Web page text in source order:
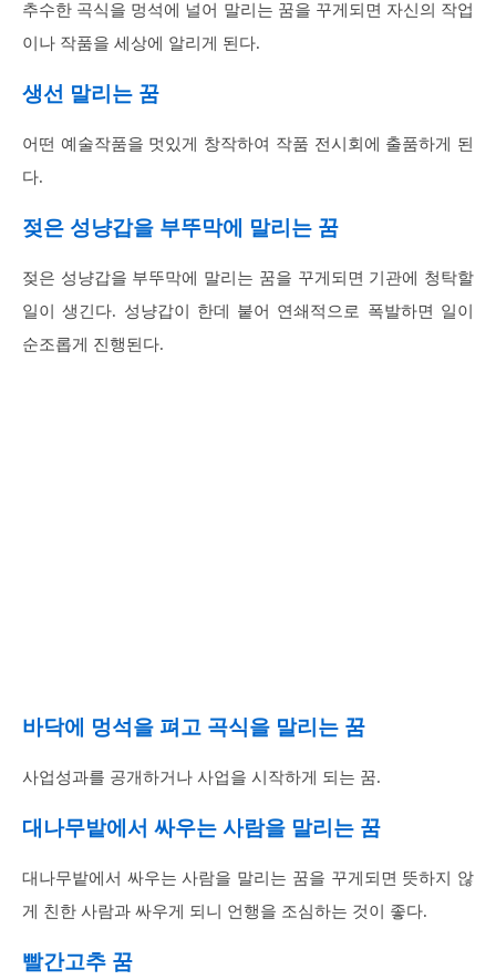
추수한 곡식을 멍석에 널어 말리는 꿈을 꾸게되면 자신의 작업
이나 작품을 세상에 알리게 된다.
생선 말리는 꿈
어떤 예술작품을 멋있게 창작하여 작품 전시회에 출품하게 된
다.
젖은 성냥갑을 부뚜막에 말리는 꿈
젖은 성냥갑을 부뚜막에 말리는 꿈을 꾸게되면 기관에 청탁할
일이 생긴다. 성냥갑이 한데 붙어 연쇄적으로 폭발하면 일이
순조롭게 진행된다.
바닥에 멍석을 펴고 곡식을 말리는 꿈
사업성과를 공개하거나 사업을 시작하게 되는 꿈.
대나무밭에서 싸우는 사람을 말리는 꿈
대나무밭에서 싸우는 사람을 말리는 꿈을 꾸게되면 뜻하지 않
게 친한 사람과 싸우게 되니 언행을 조심하는 것이 좋다.
빨간고추 꿈